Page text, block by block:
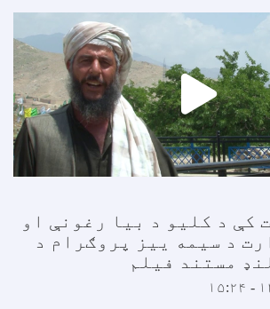
کې د کلیو د بیا رغونې او
د سیمه ییز پروګرام د
مستند فیلم